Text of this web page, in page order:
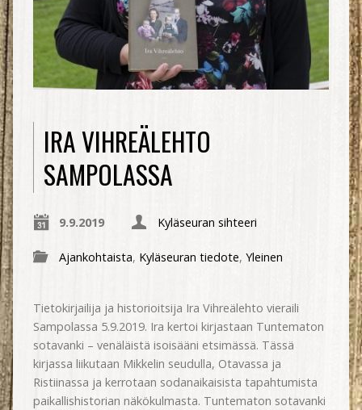
IRA VIHREÄLEHTO
SAMPOLASSA
9.9.2019 Kyläseuran sihteeri
Ajankohtaista, Kyläseuran tiedote, Yleinen
Tietokirjailija ja historioitsija Ira Vihreälehto vieraili
Sampolassa 5.9.2019. Ira kertoi kirjastaan Tuntematon
sotavanki – venäläistä isoisääni etsimässä. Tässä
kirjassa liikutaan Mikkelin seudulla, Otavassa ja
Ristiinassa ja kerrotaan sodanaikaisista tapahtumista
paikallishistorian näkökulmasta. Tuntematon sotavanki